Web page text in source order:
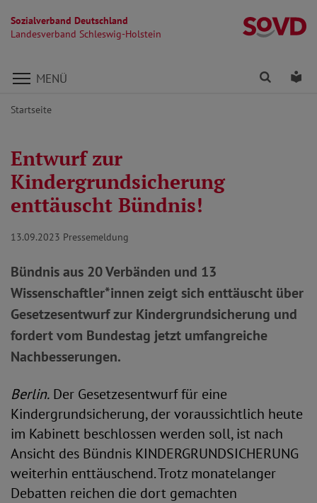
Sozialverband Deutschland
Landesverband Schleswig-Holstein
Direkt zu den Inhalten springen
MENÜ Finden
Startseite
Entwurf zur
Kindergrundsicherung
enttäuscht Bündnis!
13.09.2023 Pressemeldung
Bündnis aus 20 Verbänden und 13
Wissenschaftler*innen zeigt sich enttäuscht über
Gesetzesentwurf zur Kindergrundsicherung und
fordert vom Bundestag jetzt umfangreiche
Nachbesserungen.
Berlin. Der Gesetzesentwurf für eine
Kindergrundsicherung, der voraussichtlich heute
im Kabinett beschlossen werden soll, ist nach
Ansicht des Bündnis KINDERGRUNDSICHERUNG
weiterhin enttäuschend. Trotz monatelanger
Debatten reichen die dort gemachten